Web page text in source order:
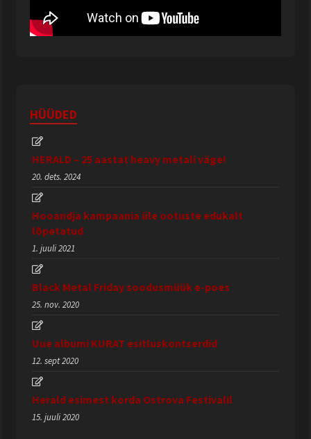
HÜÜDED
HERALD – 25 aastat heavy metali väge!
20. dets. 2024
Hooandja kampaania üle ootuste edukalt
lõpetatud
1. juuli 2021
Black Metal Friday soodusmüük e-poes
25. nov. 2020
Uue albumi KURAT esitluskontserdid
12. sept 2020
Herald esimest korda Ostrova Festivalil
15. juuli 2020